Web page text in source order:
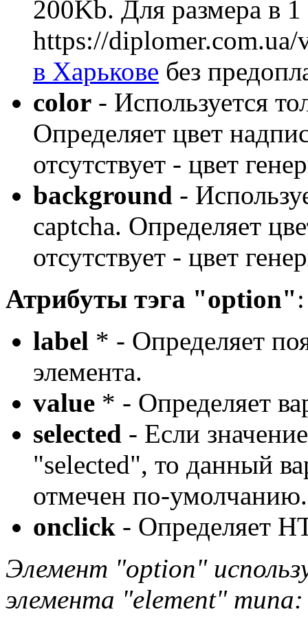
200Kb. Для размера в
https://
в Харькове без
color - Используется
Определяет цвет
отсутствует - цвет
background -
captcha. Определяет
отсутствует - цвет
Атрибуты тэга "option":
label * - Определяет
элемента.
value * - Определяет
selected - Если
"selected", то данный
отмечен по-умолчанию.
onclick - Определяет
Элемент "option"
элемента "element"